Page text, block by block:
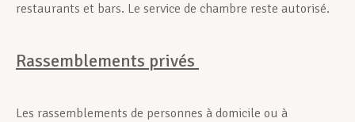
restaurants et bars. Le service de chambre reste autorisé.
Rassemblements privés
Les rassemblements de personnes à domicile ou à